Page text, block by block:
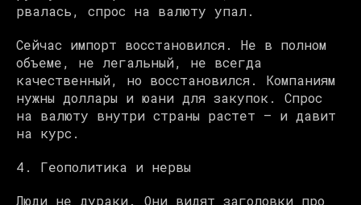
рвалась, спрос на валюту упал.
Сейчас импорт восстановился. Не в полном
объеме, не легальный, не всегда
качественный, но восстановился. Компаниям
нужны доллары и юани для закупок. Спрос
на валюту внутри страны растет — и давит
на курс.
4. Геополитика и нервы
Люди не дураки. Они видят заголовки про